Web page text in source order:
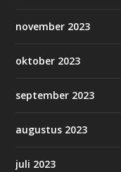
november 2023
oktober 2023
september 2023
augustus 2023
juli 2023